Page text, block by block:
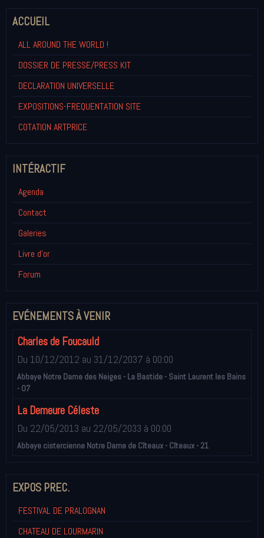
ACCUEIL
ALL AROUND THE WORLD !
DOSSIER DE PRESSE/PRESS KIT
DECLARATION UNIVERSELLE
EXPOSITIONS-FREQUENTATION SITE
COTATION ARTPRICE
INTÉRACTIF
Agenda
Contact
Galeries
Livre d'or
Forum
EVÉNEMENTS À VENIR
Charles de Foucauld
Du 10/12/2012 au 31/12/2037 à 00:00
Abbaye Notre Dame des Neiges - La Bastide - Saint Laurent les Bains
- 07
La Demeure Céleste
Du 22/05/2013 au 22/05/2033 à 00:00
Abbaye cistercienne Notre Dame de Cîteaux - Cîteaux - 21
EXPOS PREC.
FESTIVAL DE PRALOGNAN
CHATEAU DE LOURMARIN